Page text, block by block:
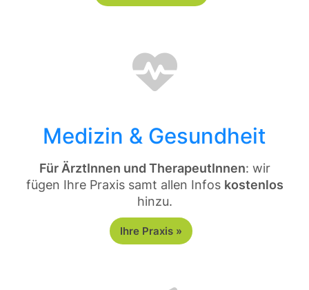
Medizin & Gesundheit
Für ÄrztInnen und TherapeutInnen: wir
fügen Ihre Praxis samt allen Infos kostenlos
hinzu.
Ihre Praxis »